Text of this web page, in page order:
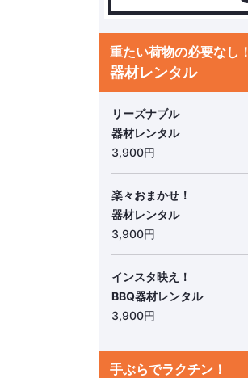
重たい荷物の必要なし！
器材レンタル
リーズナブル
器材レンタル
3,900円
楽々おまかせ！
器材レンタル
3,900円
インスタ映え！
BBQ器材レンタル
3,900円
手ぶらでラクチン！